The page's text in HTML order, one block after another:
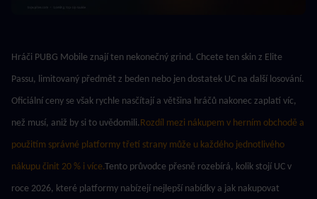
Hráči PUBG Mobile znají ten nekonečný grind. Chcete ten skin z Elite
Passu, limitovaný předmět z beden nebo jen dostatek UC na další losování.
Oficiální ceny se však rychle nasčítají a většina hráčů nakonec zaplatí víc,
než musí, aniž by si to uvědomili.Rozdíl mezi nákupem v herním obchodě a
použitím správné platformy třetí strany může u každého jednotlivého
nákupu činit 20 % i více.Tento průvodce přesně rozebírá, kolik stojí UC v
roce 2026, které platformy nabízejí nejlepší nabídky a jak nakupovat